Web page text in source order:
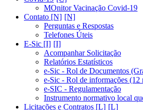
MOnitor Vacinação Covid-19
Contato [N]
Perguntas e Respostas
Telefones Úteis
E-Sic [I]
Acompanhar Solicitação
Relatórios Estatísticos
e-Sic - Rol de Documentos
e-Sic - Rol de informações (12
e-SIC - Regulamentação
Instrumento normativo local
Licitações e Contratos [L]